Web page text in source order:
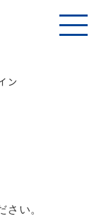
ン
さい。